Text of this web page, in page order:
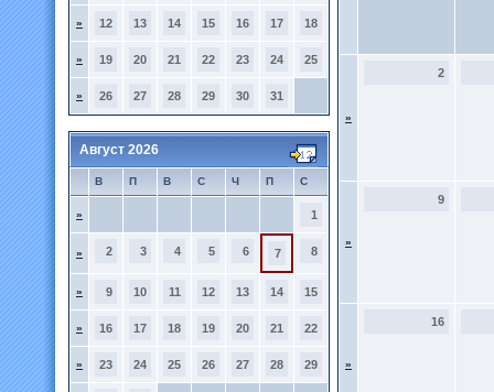
» 12 13 14 15 16 17 18
» 19 20 21 22 23 24 25
» 26 27 28 29 30 31
Август 2026
В П В С Ч П С
» 1
» 2 3 4 5 6 7 8
» 9 10 11 12 13 14 15
» 16 17 18 19 20 21 22
» 23 24 25 26 27 28 29
»
2
»
9
»
16